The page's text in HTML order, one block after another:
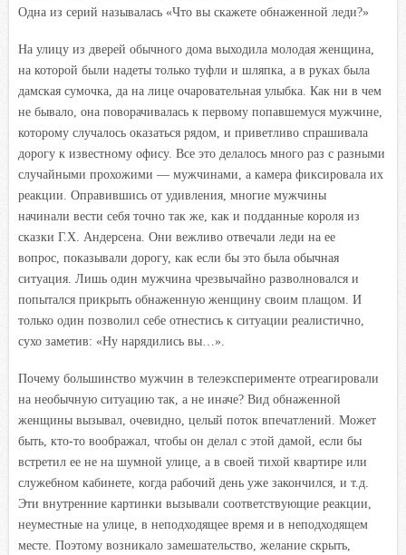
Одна из серий называлась «Что вы скажете обнаженной леди?»
На улицу из дверей обычного дома выходила молодая женщина,
на которой были надеты только туфли и шляпка, а в руках была
дамская сумочка, да на лице очаровательная улыбка. Как ни в чем
не бывало, она поворачивалась к первому попавшемуся мужчине,
которому случалось оказаться рядом, и приветливо спрашивала
дорогу к известному офису. Все это делалось много раз с разными
случайными прохожими — мужчинами, а камера фиксировала их
реакции. Оправившись от удивления, многие мужчины
начинали вести себя точно так же, как и подданные короля из
сказки Г.Х. Андерсена. Они вежливо отвечали леди на ее
вопрос, показывали дорогу, как если бы это была обычная
ситуация. Лишь один мужчина чрезвычайно разволновался и
попытался прикрыть обнаженную женщину своим плащом. И
только один позволил себе отнестись к ситуации реалистично,
сухо заметив: «Ну нарядились вы…».
Почему большинство мужчин в телеэксперименте отреагировали
на необычную ситуацию так, а не иначе? Вид обнаженной
женщины вызывал, очевидно, целый поток впечатлений. Может
быть, кто-то воображал, чтобы он делал с этой дамой, если бы
встретил ее не на шумной улице, а в своей тихой квартире или
служебном кабинете, когда рабочий день уже закончился, и т.д.
Эти внутренние картинки вызывали соответствующие реакции,
неуместные на улице, в неподходящее время и в неподходящем
месте. Поэтому возникало замешательство, желание скрыть,